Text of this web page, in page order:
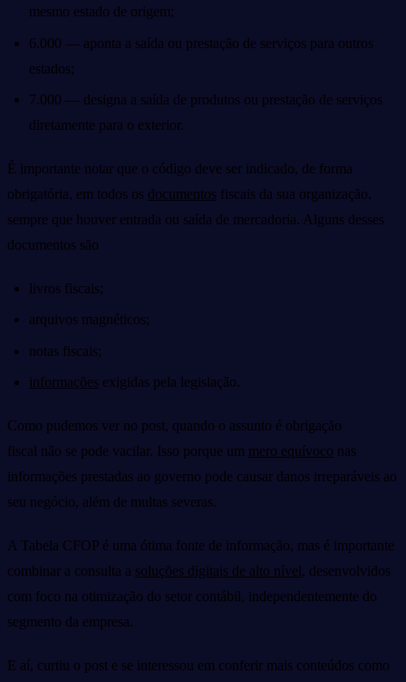
mesmo estado de origem;
6.000 — aponta a saída ou prestação de serviços para outros
estados;
7.000 — designa a saída de produtos ou prestação de serviços
diretamente para o exterior.
É importante notar que o código deve ser indicado, de forma
obrigatória, em todos os documentos fiscais da sua organização,
sempre que houver entrada ou saída de mercadoria. Alguns desses
documentos são
livros fiscais;
arquivos magnéticos;
notas fiscais;
informações exigidas pela legislação.
Como pudemos ver no post, quando o assunto é obrigação
fiscal não se pode vacilar. Isso porque um mero equívoco nas
informações prestadas ao governo pode causar danos irreparáveis ao
seu negócio, além de multas severas.
A Tabela CFOP é uma ótima fonte de informação, mas é importante
combinar a consulta a soluções digitais de alto nível, desenvolvidos
com foco na otimização do setor contábil, independentemente do
segmento da empresa.
E aí, curtiu o post e se interessou em conferir mais conteúdos como